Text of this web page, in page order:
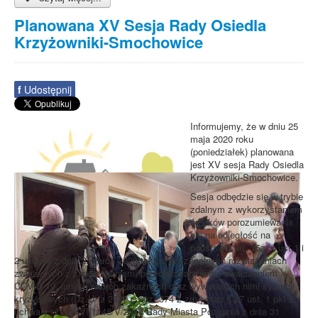
Planowana XV Sesja Rady Osiedla
Krzyżowniki-Smochowice
f Udostępnij
Informujemy, że w dniu 25
maja 2020 roku
(poniedziałek) planowana
jest XV sesja Rady Osiedla
Krzyżowniki-Smochowice.
Sesja odbędzie się w trybie
zdalnym z wykorzystaniem
środków porozumiewania
się na odległość na
podstawie art. 15zzx ust.1 i
2 ustawy z dnia 2 marca 2020 roku o szczególnych rozwiązaniach
związanych z zapobieganiem, przeciwdziałaniem i zwalczaniem
COVID-19, innych chorób zakaźnych oraz wywołanych nimi sytuacji
kryzysowych (Dz.U. z 2020 r. poz. 374 z zm.) oraz § 27 ust. 1 pkt 2
uchwały nr LXXVI/1148/V/2010 Rady Miasta Poznania z dnia 31